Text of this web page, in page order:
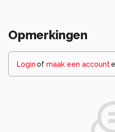
Opmerkingen
Loginof maak een account